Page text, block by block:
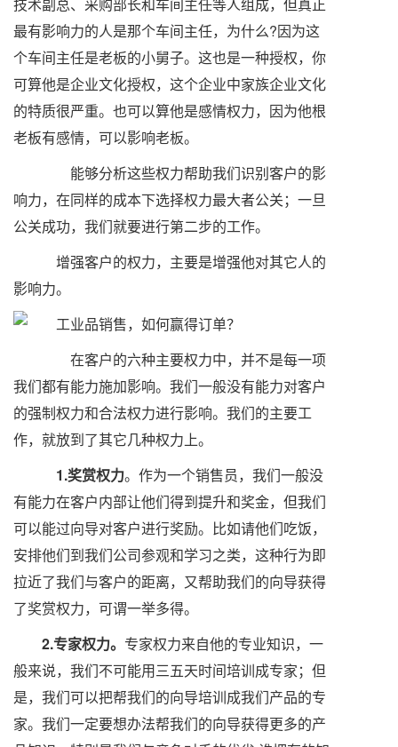
最有影响力的人是那个车间主任，为什么?因为这
个车间主任是老板的小舅子。这也是一种授权，你
可算他是企业文化授权，这个企业中家族企业文化
的特质很严重。也可以算他是感情权力，因为他根
老板有感情，可以影响老板。
能够分析这些权力帮助我们识别客户的影
响力，在同样的成本下选择权力最大者公关；一旦
公关成功，我们就要进行第二步的工作。
增强客户的权力，主要是增强他对其它人的
影响力。
在客户的六种主要权力中，并不是每一项
我们都有能力施加影响。我们一般没有能力对客户
的强制权力和合法权力进行影响。我们的主要工
作，就放到了其它几种权力上。
1.奖赏权力。作为一个销售员，我们一般没
有能力在客户内部让他们得到提升和奖金，但我们
可以能过向导对客户进行奖励。比如请他们吃饭，
安排他们到我们公司参观和学习之类，这种行为即
拉近了我们与客户的距离，又帮助我们的向导获得
了奖赏权力，可谓一举多得。
2.专家权力。 专家权力来自他的专业知识，一
般来说，我们不可能用三五天时间培训成专家；但
是，我们可以把帮我们的向导培训成我们产品的专
家。我们一定要想办法帮我们的向导获得更多的产